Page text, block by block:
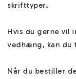
skrifttyper.
Hvis du gerne vil
vedhæng, kan du
Når du bestiller